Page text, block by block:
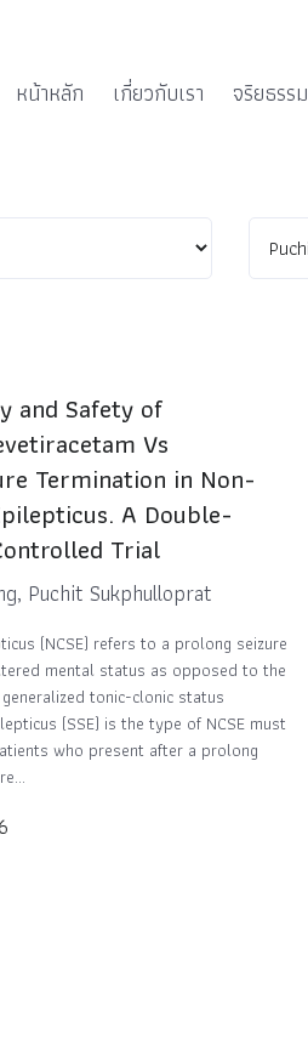
หน้าหลัก เกี่ยวกับเรา จริยธรรม
and Safety of
Vs
Termination in Non-
A Double-
Trial
Puchit Sukphulloprat
(NCSE) refers to a prolong seizure
mental status as opposed to the
tonic-clonic status
(SSE) is the type of NCSE must
who present after a prolong